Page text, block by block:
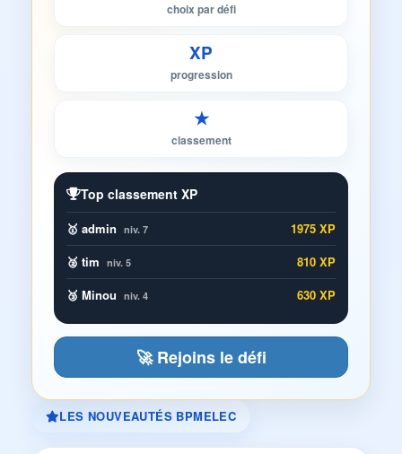
choix par défi
XP
progression
★
classement
Top classement XP
🥇 admin niv. 7
1975 XP
🥈 tim niv. 5
810 XP
🥉 Minou niv. 4 630 XP
🚀 Rejoins le défi
LES NOUVEAUTÉS BPMELEC